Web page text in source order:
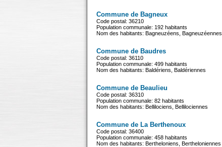
Commune de Bagneux
Code postal: 36210
Population communale: 192 habitants
Nom des habitants: Bagneuzéens, Bagneuzéennes
Commune de Baudres
Code postal: 36110
Population communale: 499 habitants
Nom des habitants: Baldériens, Baldériennes
Commune de Beaulieu
Code postal: 36310
Population communale: 82 habitants
Nom des habitants: Bellilociens, Bellilociennes
Commune de La Berthenoux
Code postal: 36400
Population communale: 458 habitants
Nom des habitants: Bertheloniens, Bertheloniennes